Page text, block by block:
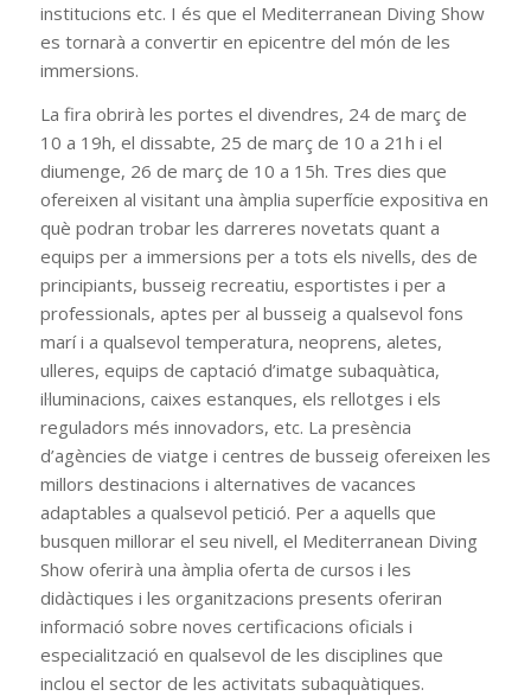
institucions etc. I és que el Mediterranean Diving Show
es tornarà a convertir en epicentre del món de les
immersions.
La fira obrirà les portes el divendres, 24 de març de
10 a 19h, el dissabte, 25 de març de 10 a 21h i el
diumenge, 26 de març de 10 a 15h. Tres dies que
ofereixen al visitant una àmplia superfície expositiva en
què podran trobar les darreres novetats quant a
equips per a immersions per a tots els nivells, des de
principiants, busseig recreatiu, esportistes i per a
professionals, aptes per al busseig a qualsevol fons
marí i a qualsevol temperatura, neoprens, aletes,
ulleres, equips de captació d’imatge subaquàtica,
il·luminacions, caixes estanques, els rellotges i els
reguladors més innovadors, etc. La presència
d’agències de viatge i centres de busseig ofereixen les
millors destinacions i alternatives de vacances
adaptables a qualsevol petició. Per a aquells que
busquen millorar el seu nivell, el Mediterranean Diving
Show oferirà una àmplia oferta de cursos i les
didàctiques i les organitzacions presents oferiran
informació sobre noves certificacions oficials i
especialització en qualsevol de les disciplines que
inclou el sector de les activitats subaquàtiques.